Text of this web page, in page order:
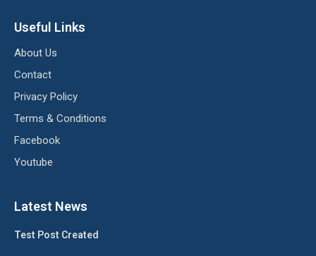
Useful Links
About Us
Contact
Privacy Policy
Terms & Conditions
Facebook
Youtube
Latest News
Test Post Created